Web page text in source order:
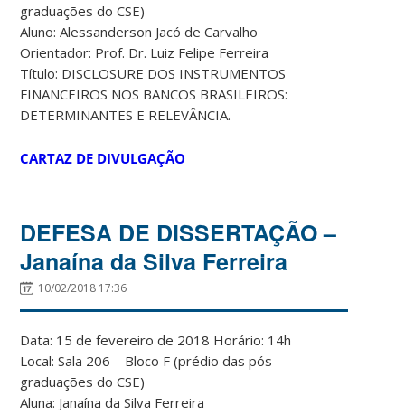
graduações do CSE)
Aluno: Alessanderson Jacó de Carvalho
Orientador: Prof. Dr. Luiz Felipe Ferreira
Título: DISCLOSURE DOS INSTRUMENTOS
FINANCEIROS NOS BANCOS BRASILEIROS:
DETERMINANTES E RELEVÂNCIA.
CARTAZ DE DIVULGAÇÃO
DEFESA DE DISSERTAÇÃO –
Janaína da Silva Ferreira
10/02/2018 17:36
Data: 15 de fevereiro de 2018 Horário: 14h
Local: Sala 206 – Bloco F (prédio das pós-
graduações do CSE)
Aluna: Janaína da Silva Ferreira